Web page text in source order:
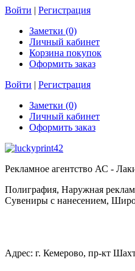
Войти | Регистрация
Заметки (0)
Личный кабинет
Корзина покупок
Оформить заказ
Войти | Регистрация
Заметки (0)
Личный кабинет
Оформить заказ
Рекламное агентство АС -
Полиграфия, Наружная
Сувениры с нанесением,
Адрес: г. Кемерово, пр-кт